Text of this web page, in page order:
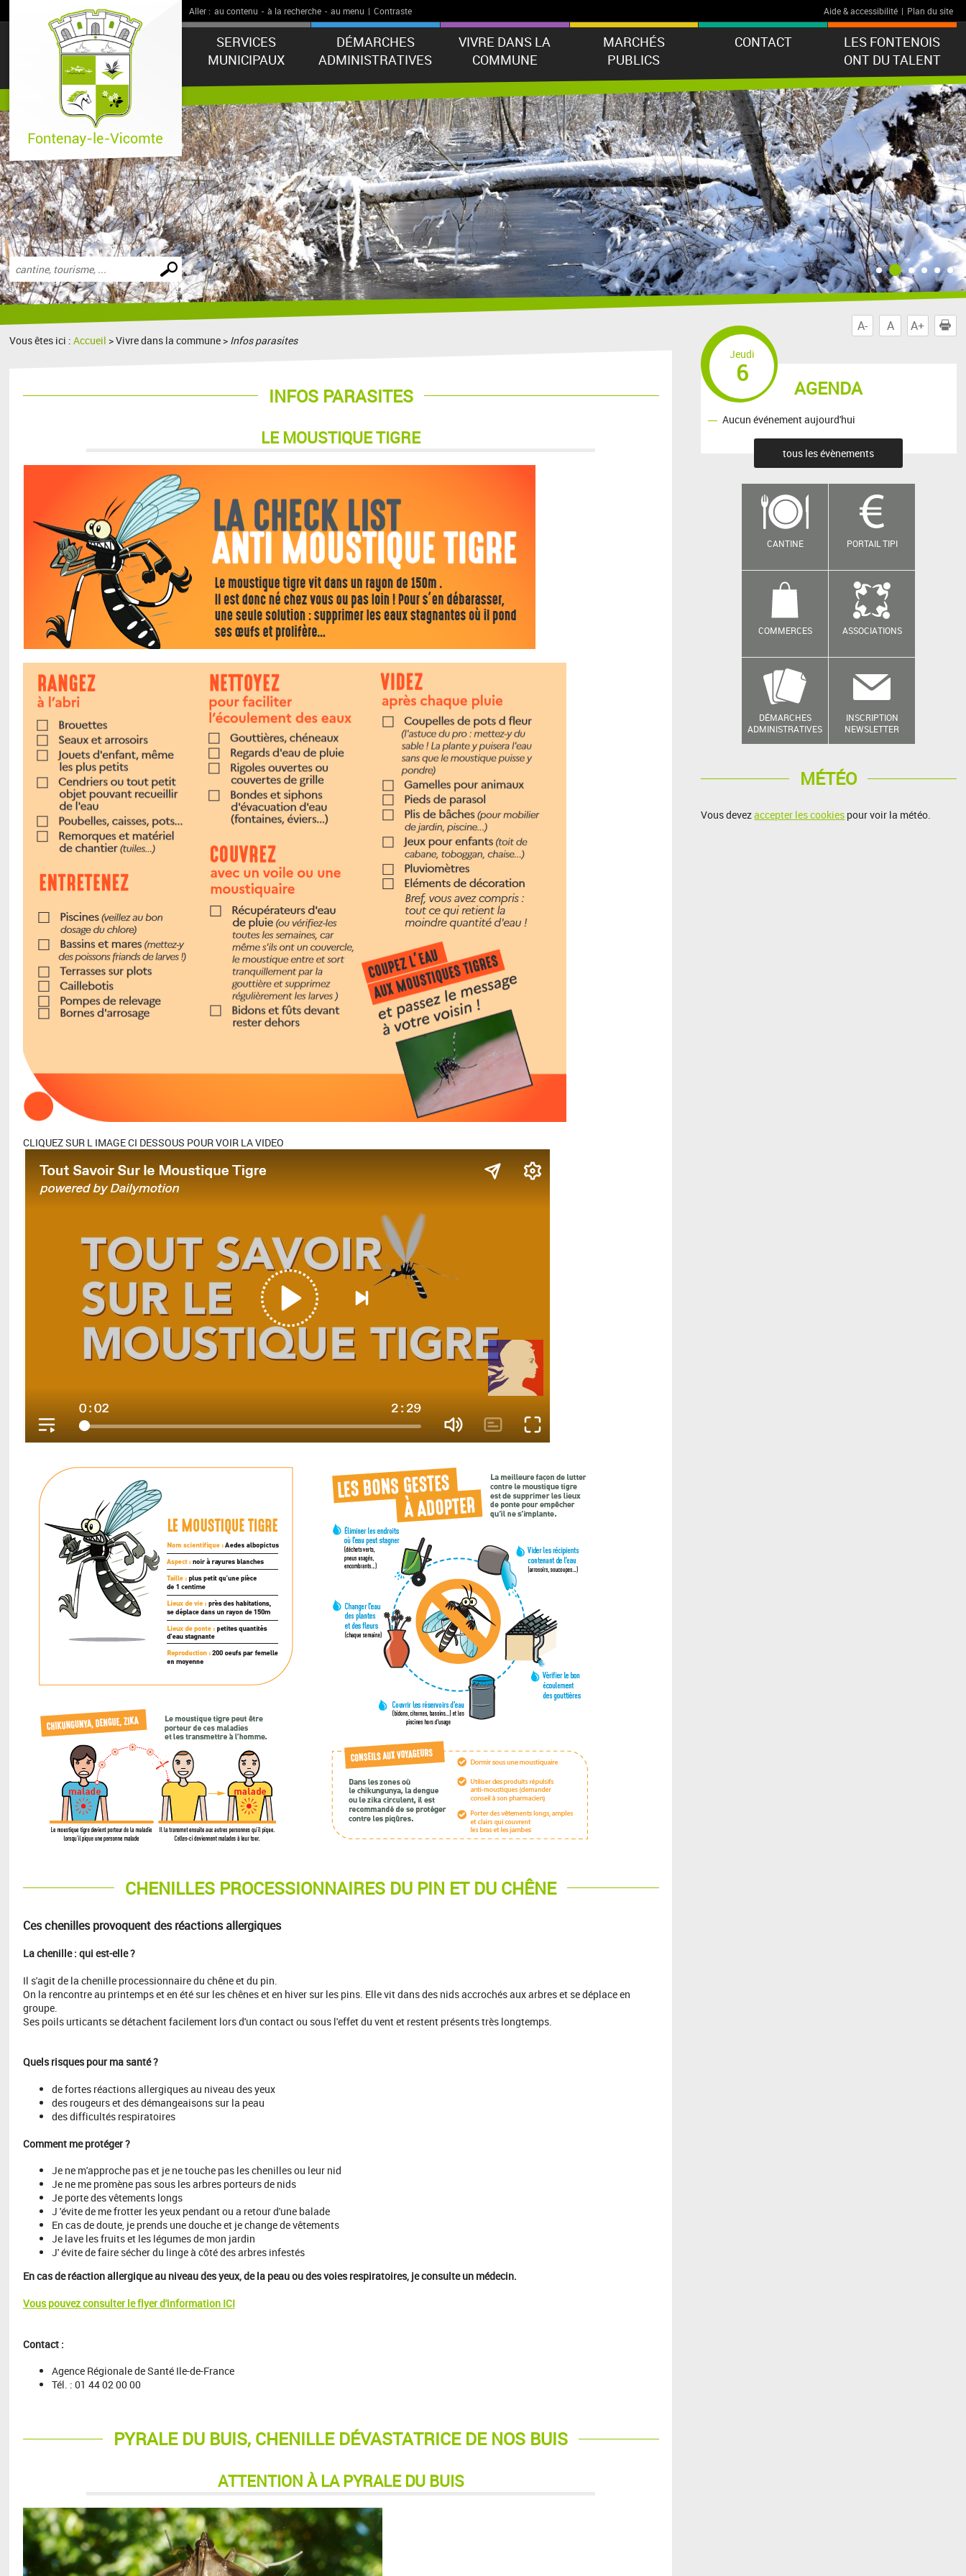
Aller : au contenu - à la recherche - au menu | Contraste Aide & accessibilité | Plan du site
SERVICES
MUNICIPAUX
DÉMARCHES
ADMINISTRATIVES
VIVRE DANS LA
COMMUNE
MARCHÉS
PUBLICS
CONTACT
LES FONTENOIS
ONT DU TALENT
Effectuer
une
recherche
A- A A+
Vous êtes ici :Accueil > Vivre dans la commune > Infos parasites
INFOS PARASITES
LE MOUSTIQUE TIGRE
CLIQUEZ SUR L IMAGE CI DESSOUS POUR VOIR LA VIDEO
CHENILLES PROCESSIONNAIRES DU PIN ET DU CHÊNE
Ces chenilles provoquent des réactions allergiques
La chenille : qui est-elle ?
Il s'agit de la chenille processionnaire du chêne et du pin.
On la rencontre au printemps et en été sur les chênes et en hiver sur les pins. Elle vit dans des nids accrochés aux arbres et se déplace en
groupe.
Ses poils urticants se détachent facilement lors d'un contact ou sous l'effet du vent et restent présents très longtemps.
Quels risques pour ma santé ?
de fortes réactions allergiques au niveau des yeux
des rougeurs et des démangeaisons sur la peau
des difficultés respiratoires
Comment me protéger ?
Je ne m'approche pas et je ne touche pas les chenilles ou leur nid
Je ne me promène pas sous les arbres porteurs de nids
Je porte des vêtements longs
J 'évite de me frotter les yeux pendant ou a retour d'une balade
En cas de doute, je prends une douche et je change de vêtements
Je lave les fruits et les légumes de mon jardin
J' évite de faire sécher du linge à côté des arbres infestés
En cas de réaction allergique au niveau des yeux, de la peau ou des voies respiratoires, je consulte un médecin.
Vous pouvez consulter le flyer d'information ICI
Contact :
Agence Régionale de Santé Ile-de-France
Tél. : 01 44 02 00 00
PYRALE DU BUIS, CHENILLE DÉVASTATRICE DE NOS BUIS
ATTENTION À LA PYRALE DU BUIS
AGENDA
Jeudi
6
Aucun événement aujourd'hui
tous les évènements
CANTINE PORTAIL TIPI
COMMERCES ASSOCIATIONS
DÉMARCHES
ADMINISTRATIVES
INSCRIPTION
NEWSLETTER
MÉTÉO
Vous devezaccepter les cookies pour voir la météo.